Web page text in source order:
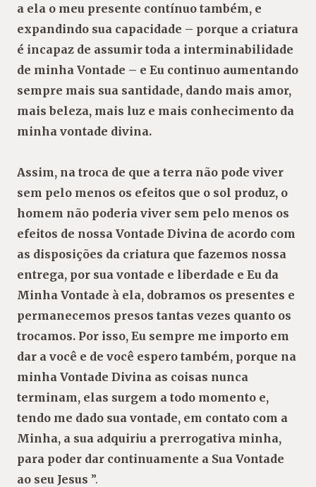
a ela o meu presente contínuo também, e
expandindo sua capacidade – porque a criatura
é incapaz de assumir toda a interminabilidade
de minha Vontade – e Eu continuo aumentando
sempre mais sua santidade, dando mais amor,
mais beleza, mais luz e mais conhecimento da
minha vontade divina.
Assim, na troca de que a terra não pode viver
sem pelo menos os efeitos que o sol produz, o
homem não poderia viver sem pelo menos os
efeitos de nossa Vontade Divina de acordo com
as disposições da criatura que fazemos nossa
entrega, por sua vontade e liberdade e Eu da
Minha Vontade à ela, dobramos os presentes e
permanecemos presos tantas vezes quanto os
trocamos. Por isso, Eu sempre me importo em
dar a você e de você espero também, porque na
minha Vontade Divina as coisas nunca
terminam, elas surgem a todo momento e,
tendo me dado sua vontade, em contato com a
Minha, a sua adquiriu a prerrogativa minha,
para poder dar continuamente a Sua Vontade
ao seu Jesus ”.